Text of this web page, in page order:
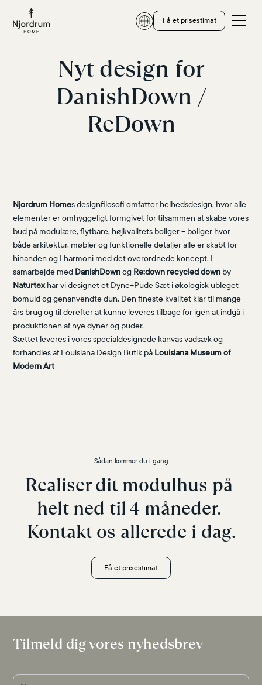
Få et prisestimat
Nyt design for
DanishDown /
ReDown
Njordrum Homes designfilosofi omfatter helhedsdesign, hvor alle
elementer er omhyggeligt formgivet for tilsammen at skabe vores
bud på modulære, flytbare, højkvalitets boliger – boliger hvor
både arkitektur, møbler og funktionelle detaljer alle er skabt for
hinanden og I harmoni med det overordnede koncept. I
samarbejde med DanishDownog Re:down recycled down by
Naturtexhar vi designet et Dyne+Pude Sæt i økologisk ubleget
bomuld og genanvendte dun. Den fineste kvalitet klar til mange
års brug og til derefter at kunne leveres tilbage for igen at indgå i
produktionen af nye dyner og puder.
Sættet leveres i vores specialdesignede kanvas vadsæk og
forhandles af Louisiana Design Butik på Louisiana Museum of
Modern Art
Sådan kommer du i gang
Realiser dit modulhus på
helt ned til 4 måneder.
Kontakt os allerede i dag.
Få et prisestimat
Tilmeld dig vores nyhedsbrev